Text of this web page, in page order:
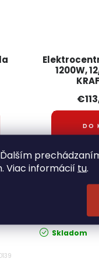
Viac informácií tu.
1200W,
DO
výkonný
poskytuje
Skladom